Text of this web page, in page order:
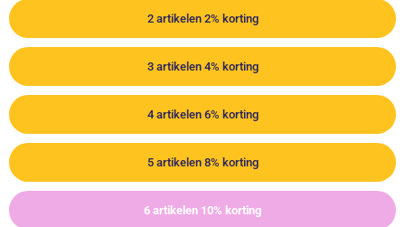
2 artikelen 2% korting
3 artikelen 4% korting
4 artikelen 6% korting
5 artikelen 8% korting
6 artikelen 10% korting